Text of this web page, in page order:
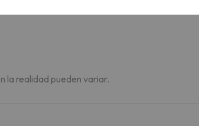
la realidad pueden variar.